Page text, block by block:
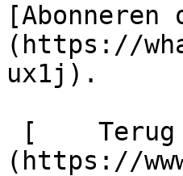
(https://
ux1j).
(https://